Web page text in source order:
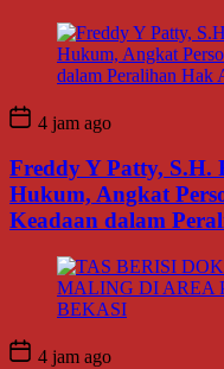
4 jam ago
Freddy Y Patty, S.H.
Hukum, Angkat
Keadaan dalam
4 jam ago